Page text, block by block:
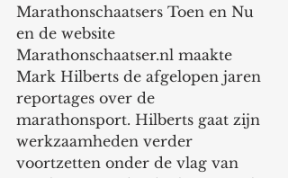
Marathonschaatsers Toen en Nu
en de website
Marathonschaatser.nl maakte
Mark Hilberts de afgelopen jaren
reportages over de
marathonsport. Hilberts gaat zijn
werkzaamheden verder
voortzetten onder de vlag van